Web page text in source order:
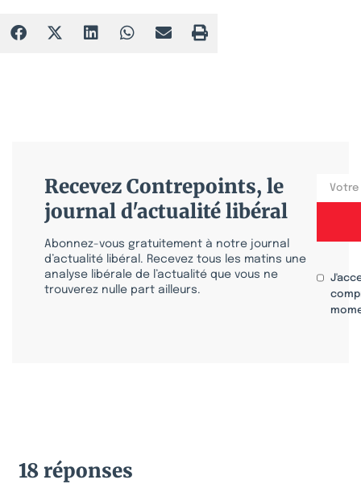
Recevez Contrepoints, le
journal d'actualité libéral
Abonnez-vous gratuitement à notre journal
d’actualité libéral. Recevez tous les matins une
analyse libérale de l’actualité que vous ne
trouverez nulle part ailleurs.
18 réponses